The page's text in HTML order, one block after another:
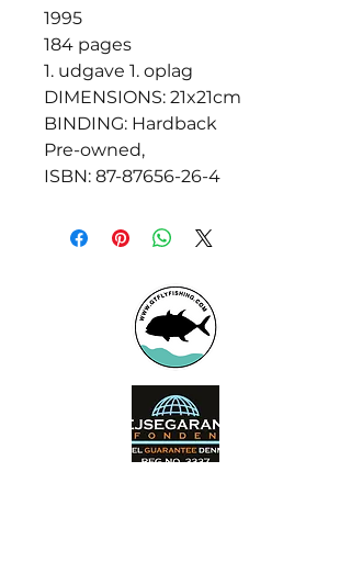
1995
184 pages
1. udgave 1. oplag
DIMENSIONS: 21x21cm
BINDING: Hardback
Pre-owned,
ISBN: 87-87656-26-4